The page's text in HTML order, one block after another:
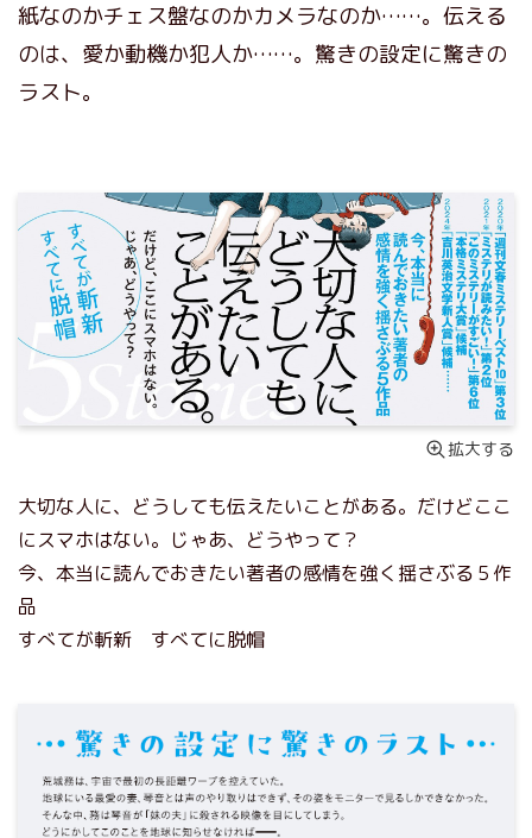
紙なのかチェス盤なのかカメラなのか……。伝える
のは、愛か動機か犯人か……。驚きの設定に驚きの
ラスト。
拡大する
大切な人に、どうしても伝えたいことがある。だけどここ
にスマホはない。じゃあ、どうやって？
今、本当に読んでおきたい著者の感情を強く揺さぶる５作
品
すべてが斬新 すべてに脱帽